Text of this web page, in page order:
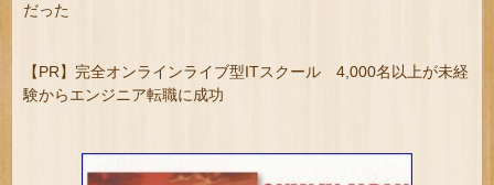
だった
【PR】完全オンラインライブ型ITスクール 4,000名以上が未経
験からエンジニア転職に成功